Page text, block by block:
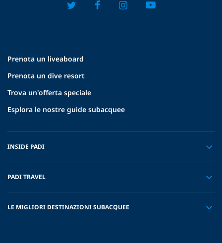
Prenota un liveaboard
Prenota un dive resort
Trova un'offerta speciale
Esplora le nostre guide subacquee
INSIDE PADI
PADI TRAVEL
LE MIGLIORI DESTINAZIONI SUBACQUEE